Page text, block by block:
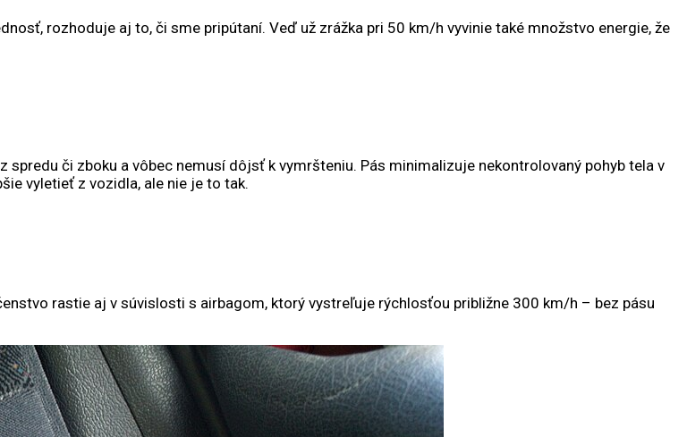
rozhoduje aj to, či sme pripútaní. Veď už zrážka pri 50 km/h vyvinie také množstvo energie, že
či zboku a vôbec nemusí dôjsť k vymršteniu. Pás minimalizuje nekontrolovaný pohyb tela v
vyletieť z vozidla, ale nie je to tak.
rastie aj v súvislosti s airbagom, ktorý vystreľuje rýchlosťou približne 300 km/h – bez pásu